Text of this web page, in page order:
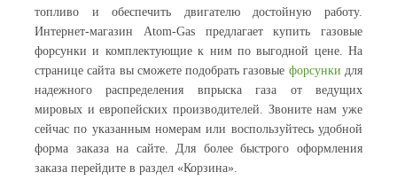
топливо и обеспечить двигателю достойную работу.
Интернет-магазин Atom-Gas предлагает купить газовые
форсунки и комплектующие к ним по выгодной цене. На
странице сайта вы сможете подобрать газовые форсунки для
надежного распределения впрыска газа от ведущих
мировых и европейских производителей. Звоните нам уже
сейчас по указанным номерам или воспользуйтесь удобной
форма заказа на сайте. Для более быстрого оформления
заказа перейдите в раздел «Корзина».